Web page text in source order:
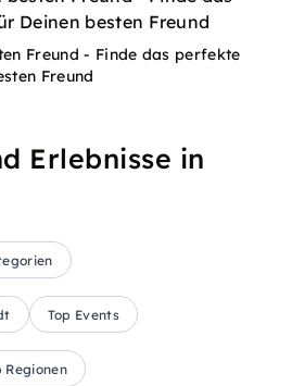
Freund - Finde das perfekte
Freund
Erlebnisse in
Top Events
Regionen